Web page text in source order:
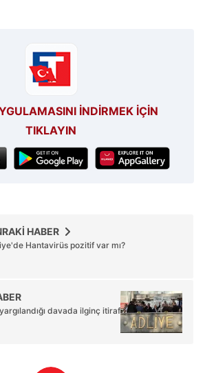
tıklayabilir,Çerez Bilgilendirme
Metnimizi okumak ve sitemizde
olarak kullanılan çerezlerle ilgili bilgi
.
İNDİRMEK İÇİN
TIKLAYIN
HABER
Hantavirüs pozitif var mı?
davada ilginç itiraf